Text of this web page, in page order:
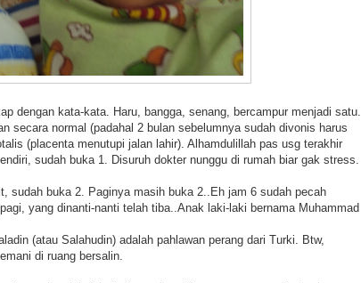
dengan kata-kata. Haru, bangga, senang, bercampur menjadi satu.
secara normal (padahal 2 bulan sebelumnya sudah divonis harus
(placenta menutupi jalan lahir). Alhamdulillah pas usg terakhir
sudah buka 1. Disuruh dokter nunggu di rumah biar gak stress.
sudah buka 2. Paginya masih buka 2..Eh jam 6 sudah pecah
yang dinanti-nanti telah tiba..Anak laki-laki bernama Muhammad
(atau Salahudin) adalah pahlawan perang dari Turki. Btw,
di ruang bersalin.